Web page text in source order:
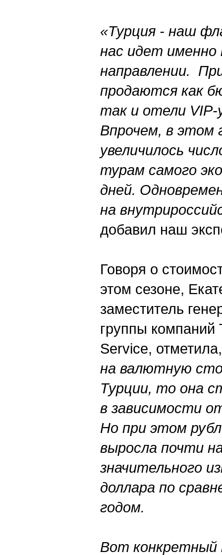
«Турция - наш
нас идет
направлении.
продаются как
так и отели VIP-
Впрочем, в этом
увеличилось
турам самого
дней.
на
добавил наш
Говоря о
этом сезоне,
заместитель
группы компаний
Service,
на валютную
Турции, то она
в зависимости
Но при этом
выросла почти
значительного
доллара по
годом.
Вот конкретный